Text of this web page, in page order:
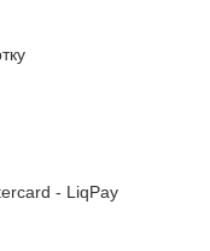
- LiqPay